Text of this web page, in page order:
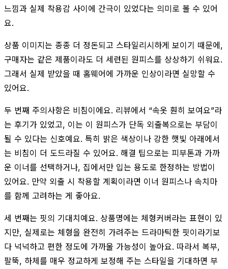
느낌과 실제 착용감 사이에 간극이 있었다는 의미로 볼 수 있어
요.
상품 이미지는 종종 더 정돈되고 스타일리시하게 보이기 때문에,
구매자는 같은 제품이라도 더 세련된 원피스를 상상하기 쉬워요.
그래서 실제 받았을 때 홈웨어에 가까운 인상이라면 실망할 수
있어요.
두 번째 주의사항은 비침이에요. 리뷰에서 “속옷 훤히 보여요”라
는 후기가 있었고, 이는 이 원피스가 단독 외출복으로는 부담이
될 수 있다는 신호예요. 특히 밝은 색상이나 강한 햇빛 아래에서
는 비침이 더 도드라질 수 있어요. 해결 팁으로는 피부톤과 가까
운 이너를 선택하거나, 집에서만 입는 용도로 한정하는 방법이
있어요. 만약 외출 시 착용할 계획이라면 이너 원피스나 속치마
를 함께 고려하는 게 좋아요.
세 번째는 핏의 기대치예요. 상품명에는 체형커버라는 표현이 있
지만, 실제로는 체형을 완전히 가려주는 드라마틱한 핏이라기보
다 넉넉하고 편한 정도에 가까울 가능성이 높아요. 따라서 복부,
팔뚝, 하체를 매우 정교하게 보정해 주는 스타일을 기대하면 부